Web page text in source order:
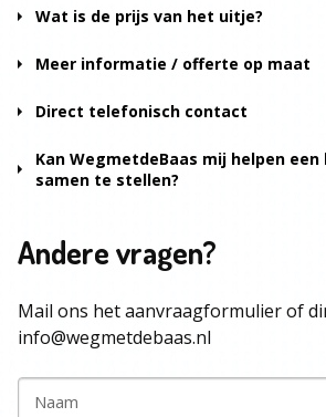
Wat is de prijs van het uitje?
Meer informatie / offerte op maat
Direct telefonisch contact
Kan WegmetdeBaas mij helpen
samen te stellen?
Andere vragen?
Mail ons het aanvraagformulier of
info@wegmetdebaas.nl
Naam